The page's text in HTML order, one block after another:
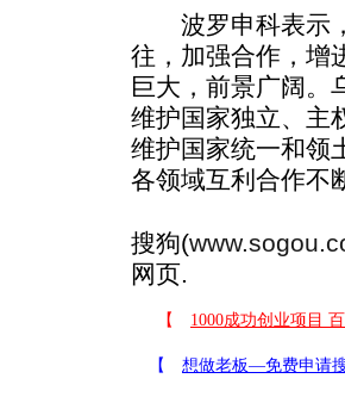
波罗申科表示，
往，加强合作，增
巨大，前景广阔。
维护国家独立、主
维护国家统一和领
各领域互利合作不
搜狗(
网页.